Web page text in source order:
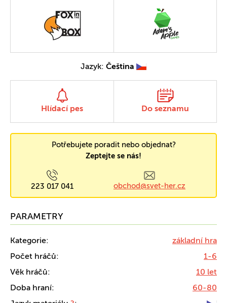
Jazyk: Čeština
Hlídací pes Do seznamu
Potřebujete poradit nebo objednat?
Zeptejte se nás!
223 017 041 obchod@svet-her.cz
PARAMETRY
Kategorie:
základní hra
Počet hráčů:
1-6
Věk hráčů:
10 let
Doba hraní:
60-80